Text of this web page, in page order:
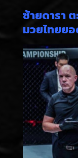
ซ้ายดารา
มวยไทยย